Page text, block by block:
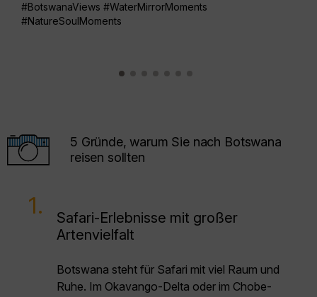
#BotswanaViews #WaterMirrorMoments
#NatureSoulMoments
5 Gründe, warum Sie nach Botswana
reisen sollten
1.
Safari-Erlebnisse mit großer
Artenvielfalt
Botswana steht für Safari mit viel Raum und
Ruhe. Im Okavango-Delta oder im Chobe-